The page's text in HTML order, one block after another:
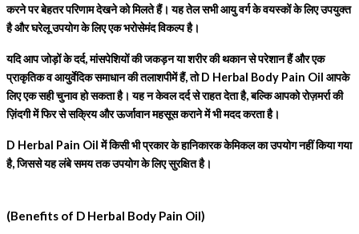
करने पर बेहतर परिणाम देखने को मिलते हैं। यह तेल सभी आयु वर्ग के वयस्कों के लिए उपयुक्त
है और घरेलू उपयोग के लिए एक भरोसेमंद विकल्प है।
यदि आप जोड़ों के दर्द, मांसपेशियों की जकड़न या शरीर की थकान से परेशान हैं और एक
प्राकृतिक व आयुर्वेदिक समाधान की तलाशपीमें हैं, तो D Herbal Body Pain Oil आपके
लिए एक सही चुनाव हो सकता है। यह न केवल दर्द से राहत देता है, बल्कि आपको रोज़मर्रा की
ज़िंदगी में फिर से सक्रिय और ऊर्जावान महसूस कराने में भी मदद करता है।
D Herbal Pain Oil में किसी भी प्रकार के हानिकारक केमिकल का उपयोग नहीं किया गया
है, जिससे यह लंबे समय तक उपयोग के लिए सुरक्षित है।
(Benefits of D Herbal Body Pain Oil)